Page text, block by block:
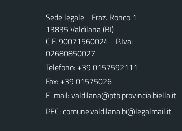
Sede legale - Fraz. Ronco 1
13835 Valdilana (BI)
C.F. 90071560024 - P.Iva:
02680850027
Telefono: +39 0157592111
Fax: +39 01575026
E-mail:
PEC: